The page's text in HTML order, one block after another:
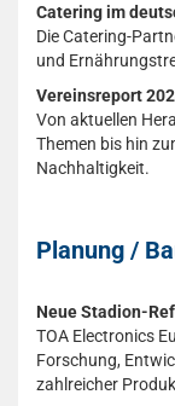
Catering im
Die Catering-
und
Vereinsreport
Von aktuellen
Themen bis hin
Nachhaltigkeit.
Planung /
Neue Stadion-
TOA Electronics
Forschung,
zahlreicher